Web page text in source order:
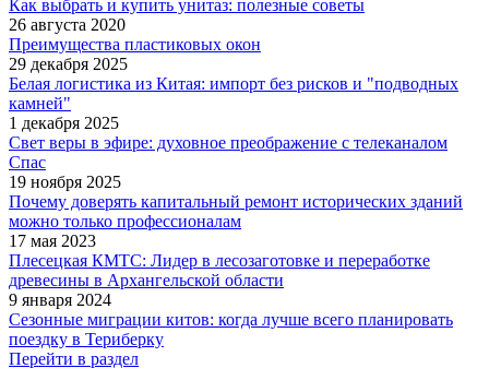
Как выбрать и купить унитаз: полезные советы
26 августа 2020
Преимущества пластиковых окон
29 декабря 2025
Белая логистика из Китая: импорт без рисков и "подводных
камней"
1 декабря 2025
Свет веры в эфире: духовное преображение с телеканалом
Спас
19 ноября 2025
Почему доверять капитальный ремонт исторических зданий
можно только профессионалам
17 мая 2023
Плесецкая КМТС: Лидер в лесозаготовке и переработке
древесины в Архангельской области
9 января 2024
Сезонные миграции китов: когда лучше всего планировать
поездку в Териберку
Перейти в раздел